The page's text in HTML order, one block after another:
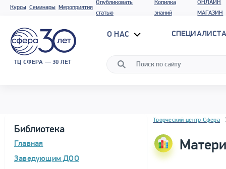
Курсы Семинары Мероприятия
Опубликовать
статью
Копилка
знаний
ОНЛАЙН
МАГАЗИН
ТЦ СФЕРА — 30 ЛЕТ
О НАС
Библиотека
Главная
Заведующим ДОО
Блок новостей
Творческий центр Сфера